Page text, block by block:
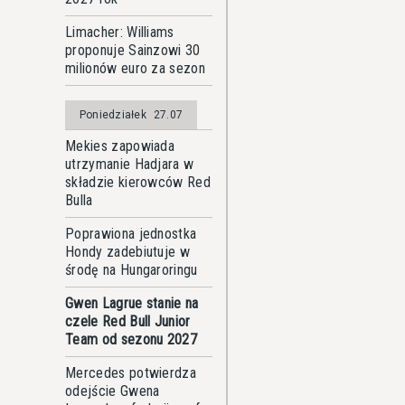
Limacher: Williams
proponuje Sainzowi 30
milionów euro za sezon
Poniedziałek 27.07
Mekies zapowiada
utrzymanie Hadjara w
składzie kierowców Red
Bulla
Poprawiona jednostka
Hondy zadebiutuje w
środę na Hungaroringu
Gwen Lagrue stanie na
czele Red Bull Junior
Team od sezonu 2027
Mercedes potwierdza
odejście Gwena